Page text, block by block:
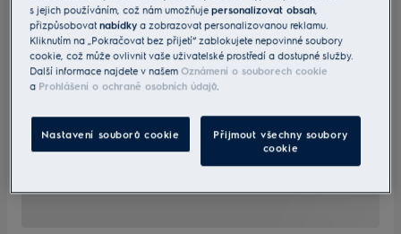
s jejich používáním, což nám umožňujepersonalizovat obsah,
přizpůsobovatnabídky a zobrazovat personalizovanou reklamu.
Kliknutím na „Pokračovat bez přijetí“ zablokujete nepovinné soubory
cookie, což může ovlivnit vaše uživatelské prostředí a dostupné služby.
Další informace najdete v našemOznámení o souborech cookie
a Prohlášení o ochraně osobních údajů.
Nastavení souborů cookie
Přijmout všechny soubory
cookie